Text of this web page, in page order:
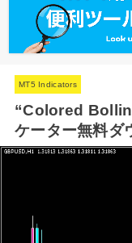
MT5 Indicators
“Colored
ケーター無料ダ